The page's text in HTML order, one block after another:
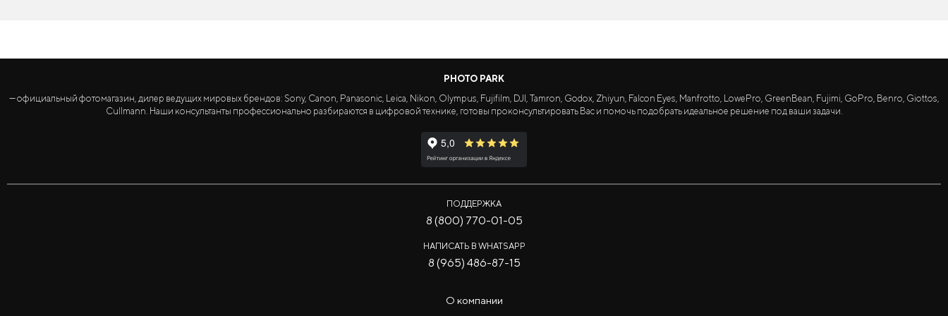
PHOTO PARK
— официальный фотомагазин, дилер ведущих мировых брендов: Sony, Canon, Panasonic, Leica, Nikon, Olympus, Fujifilm, DJI, Tamron, Godox, Zhiyun, Falcon Eyes, Manfrotto, LowePro, GreenBean, Fujimi, GoPro, Benro, Giottos,
Cullmann. Наши консультанты профессионально разбираются в цифровой технике, готовы проконсультировать Вас и помочь подобрать идеальное решение под ваши задачи.
ПОДДЕРЖКА
8 (800) 770-01-05
НАПИСАТЬ В WHATSAPP
8 (965) 486-87-15
О компании